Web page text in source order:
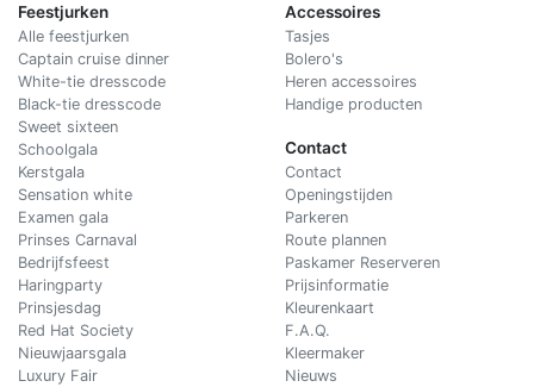
Feestjurken
Alle feestjurken
Captain cruise dinner
White-tie dresscode
Black-tie dresscode
Sweet sixteen
Schoolgala
Kerstgala
Sensation white
Examen gala
Prinses Carnaval
Bedrijfsfeest
Haringparty
Prinsjesdag
Red Hat Society
Nieuwjaarsgala
Luxury Fair
Accessoires
Tasjes
Bolero's
Heren accessoires
Handige producten
Contact
Contact
Openingstijden
Parkeren
Route plannen
Paskamer Reserveren
Prijsinformatie
Kleurenkaart
F.A.Q.
Kleermaker
Nieuws